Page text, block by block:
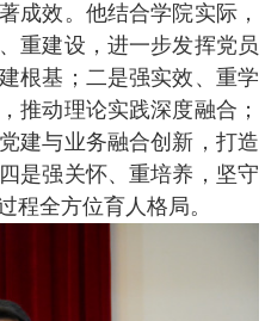
成效。他结合学院实际，
重建设，进一步发挥党员
根基；二是强实效、重学
推动理论实践深度融合；
建与业务融合创新，打造
是强关怀、重培养，坚守
程全方位育人格局。